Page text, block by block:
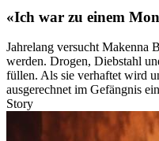
«Ich war zu einem
Jahrelang versucht Makenna
werden. Drogen, Diebstahl
füllen. Als sie verhaftet wird
ausgerechnet im Gefängnis
Story